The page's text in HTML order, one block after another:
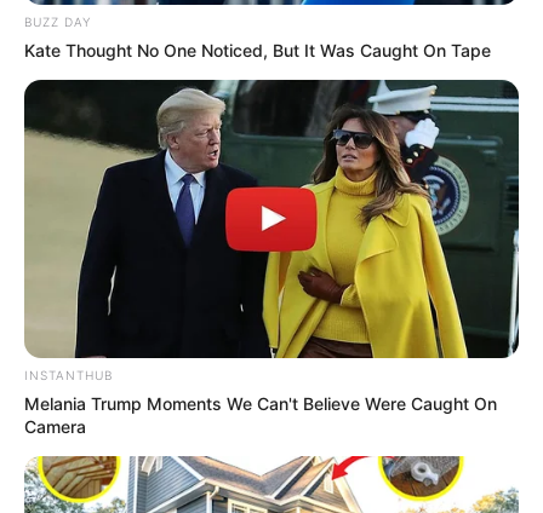
garrafa pet
Veja também:
30 Ideias com Garrafa Pet Para Decorar sua Casa
21 Lembrancinhas de Garrafa PET com Passo a
Passos Fáceis
Como fazer flor de garrafa pet passo
a passo
BUZZ DAY
Kate Thought No One Noticed, But It Was Caught On Tape
INSTANTHUB
Melania Trump Moments We Can't Believe Were Caught On
Camera